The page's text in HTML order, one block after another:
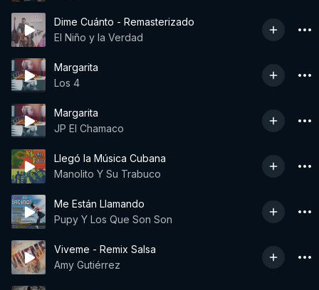
Dime Cuánto - Remasterizado
El Niño y la Verdad
Margarita
Los 4
Margarita
JP El Chamaco
Llegó la Música Cubana
Manolito Y Su Trabuco
Me Están Llamando
Pupy Y Los Que Son Son
Viveme - Remix Salsa
Amy Gutiérrez